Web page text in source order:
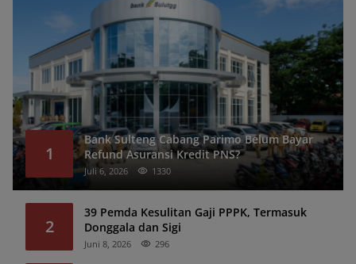
1
Bank Sulteng Cabang Parimo Belum Bayar
Refund Asuransi Kredit PNS?
Juli 6, 2026 1330
2
39 Pemda Kesulitan Gaji PPPK, Termasuk
Donggala dan Sigi
Juni 8, 2026 296